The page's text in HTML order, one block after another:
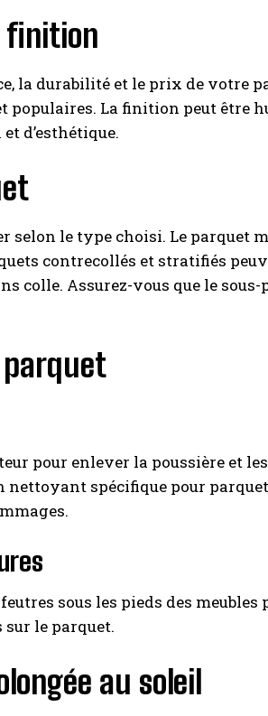
finition
la durabilité et le prix de votre
populaires. La finition peut être
d’esthétique.
selon le type choisi. Le parquet
contrecollés et stratifiés
colle. Assurez-vous que le
parquet
pour enlever la poussière et
spécifique pour
sous les pieds des
sur le parquet.
au soleil